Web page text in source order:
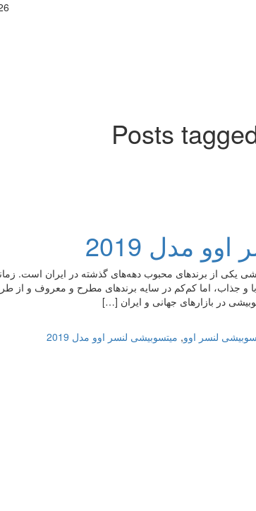
Posts
مدل 2019
لنسر اوو مدل 2019 میتسوبیشی یکی از برندهای محبوب دهه‌های گذشته در
و جذاب، اما کم‌کم در سایه برندهای مطرح و معروف و از
در بازارهای جهانی و ایران […]
لنسر اوو, میتسوبیشی لنسر اوو مدل 2019